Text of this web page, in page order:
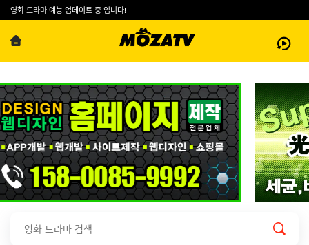
영화 드라마 예능 업데이트 중 입니다!